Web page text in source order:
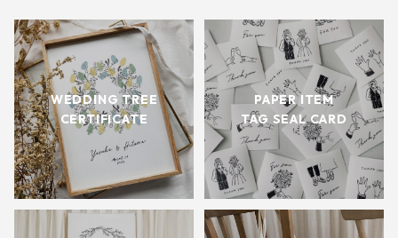
WEDDING TREE
CERTIFICATE
PAPER ITEM
TAG SEAL CARD